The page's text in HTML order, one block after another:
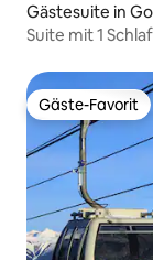
Gästesuite in
Suite mit 1
Gäste-Favorit
Gäste-Favorit